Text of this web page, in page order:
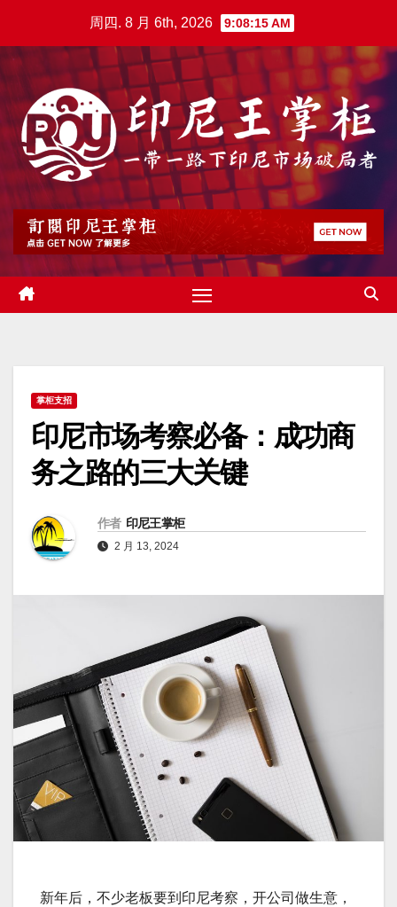
周四. 8 月 6th, 2026 9:08:16 AM
掌柜支招
印尼市场考察必备：成功商
务之路的三大关键
作者 印尼王掌柜
2 月 13, 2024
新年后，不少老板要到印尼考察，开公司做生意，